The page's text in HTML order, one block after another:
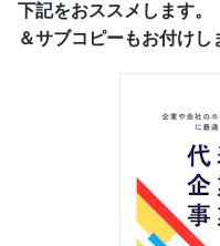
下記をおススメします
＆サブコピーもお付けし